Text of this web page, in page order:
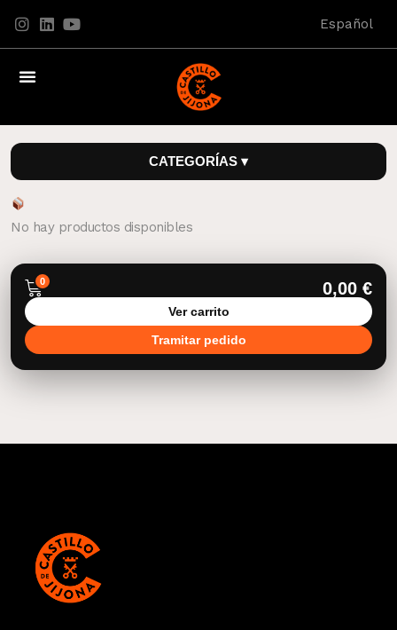
Español
CATEGORÍAS ▾
No hay productos disponibles
0 0,00 €
Ver carrito
Tramitar pedido